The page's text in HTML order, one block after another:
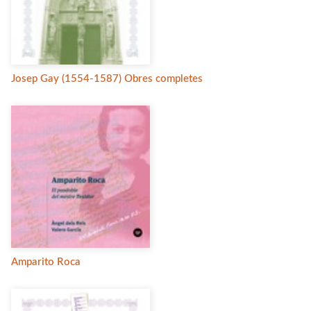
Josep Gay (1554-1587) Obres completes
Amparito Roca